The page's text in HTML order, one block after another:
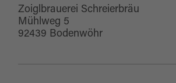
Zoiglbrauerei Schreierbräu
Mühlweg 5
92439 Bodenwöhr